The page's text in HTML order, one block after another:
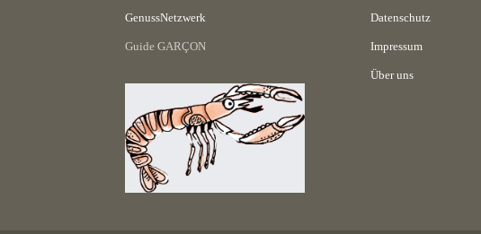
GenussNetzwerk
Guide GARÇON
Datenschutz
Impressum
Über uns